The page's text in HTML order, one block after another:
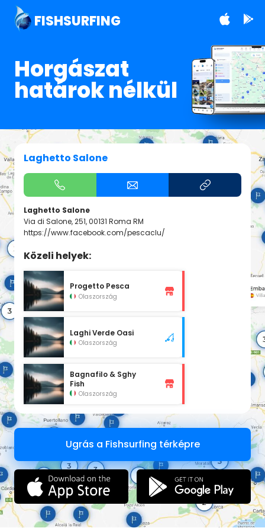
FISHSURFING
Horgászat
határok nélkül
Laghetto Salone
Laghetto Salone
Via di Salone, 251, 00131 Roma RM
https://www.facebook.com/pescaclu/
Közeli helyek:
Progetto Pesca
Olaszország
Laghi Verde Oasi
Olaszország
Bagnafilo & Sghy
Fish
Olaszország
Ugrás a Fishsurfing térképre